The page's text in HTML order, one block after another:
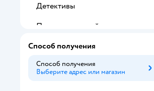
Детективы
Поэзия для детей
Фэнтези и фантастика зарубежная
Сказки народов мира
Способ получения
Способ получения
Выберите адрес или магазин
Способ получения